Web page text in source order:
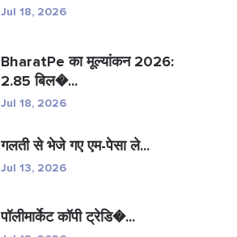
Jul 18, 2026
BharatPe का मूल्यांकन 2026:
2.85 बिल�...
Jul 18, 2026
गलती से भेजे गए एम-पेसा ले...
Jul 13, 2026
पॉलीमार्केट कॉपी ट्रेडि�...